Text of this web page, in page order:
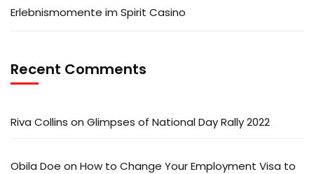
Erlebnismomente im Spirit Casino
Recent Comments
Riva Collins on Glimpses of National Day Rally 2022
Obila Doe on How to Change Your Employment Visa to